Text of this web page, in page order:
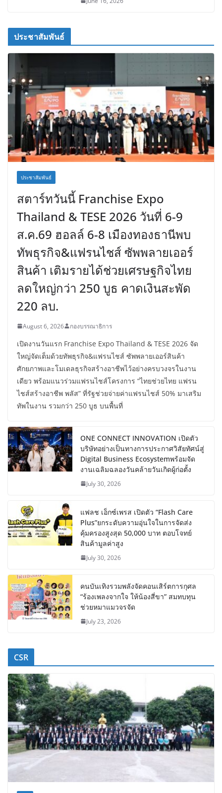
ประชาสัมพันธ์
ประชาสัมพันธ์
สตาร์ทวันนี้ Franchise Expo
Thailand & TESE 2026 วันที่ 6-9
ส.ค.69 ฮอลล์ 6-8 เมืองทองธานีพบ
ทัพธุรกิจ&แฟรนไชส์ ซัพพลายเออร์
สินค้า เติมรายได้ช่วยเศรษฐกิจไทย
ลดใหญ่กว่า 250 บูธ คาดเงินสะพัด
220 ลบ.
August 6, 2026 กองบรรณาธิการ
เปิดงานวันแรก Franchise Expo Thailand & TESE 2026 จัด
ใหญ่จัดเต็มด้วยทัพธุรกิจ&แฟรนไชส์ ซัพพลายเออร์สินค้า
ศักยภาพและโมเดลธุรกิจสร้างอาชีพไว้อย่างครบวงจรในงาน
เดียว พร้อมแนวร่วมแฟรนไชส์โครงการ “ไทยช่วยไทย แฟรน
ไชส์สร้างอาชีพ พลัส” ที่รัฐช่วยจ่ายค่าแฟรนไชส์ 50% มาเสริม
ทัพในงาน รวมกว่า 250 บูธ บนพื้นที่
ONE CONNECT INNOVATION เปิดตัว
บริษัทอย่างเป็นทางการประกาศวิสัยทัศน์สู่
Digital Business Ecosystemพร้อมจัด
งานเฉลิมฉลองวันคล้ายวันเกิดผู้ก่อตั้ง
July 30, 2026
แฟลช เอ็กซ์เพรส เปิดตัว “Flash Care
Plus”ยกระดับความอุ่นใจในการจัดส่ง
คุ้มครองสูงสุด 50,000 บาท ตอบโจทย์
สินค้ามูลค่าสูง
July 30, 2026
คนบันเทิงรวมพลังจัดคอนเสิร์ตการกุศล
“ร้องเพลงจากใจ ให้น้องสี่ขา” สมทบทุน
ช่วยหมาแมวจรจัด
July 23, 2026
CSR